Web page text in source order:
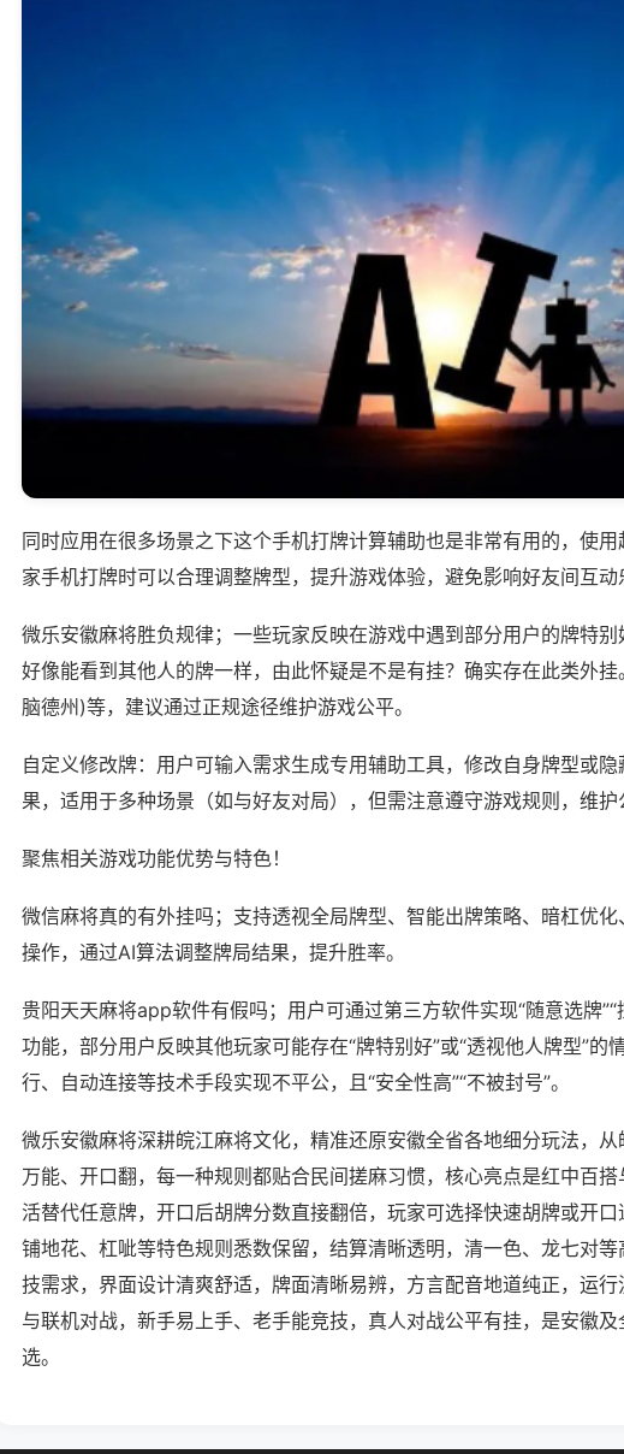
同时应用在很多场景之下这个手机打牌计算辅助也是非常有用的，使
家手机打牌时可以合理调整牌型，提升游戏体验，避免影响好友间互动
微乐安徽麻将胜负规律；一些玩家反映在游戏中遇到部分用户的牌特
好像能看到其他人的牌一样，由此怀疑是不是有挂？确实存在此类外
脑德州)等，建议通过正规途径维护游戏公平。
自定义修改牌：用户可输入需求生成专用辅助工具，修改自身牌型或隐
果，适用于多种场景（如与好友对局），但需注意遵守游戏规则，维护
聚焦相关游戏功能优势与特色！
微信麻将真的有外挂吗；支持透视全局牌型、智能出牌策略、暗杠优
操作，通过AI算法调整牌局结果，提升胜率。
贵阳天天麻将app软件有假吗；用户可通过第三方软件实现“随意选牌”“
功能，部分用户反映其他玩家可能存在“牌特别好”或“透视他人牌型”的
行、自动连接等技术手段实现不平公，且“安全性高”“不被封号”。
微乐安徽麻将深耕皖江麻将文化，精准还原安徽全省各地细分玩法，
万能、开口翻，每一种规则都贴合民间搓麻习惯，核心亮点是红中百
活替代任意牌，开口后胡牌分数直接翻倍，玩家可选择快速胡牌或开口
铺地花、杠呲等特色规则悉数保留，结算清晰透明，清一色、龙七对
技需求，界面设计清爽舒适，牌面清晰易辨，方言配音地道纯正，运
与联机对战，新手易上手、老手能竞技，真人对战公平有挂，是安徽
选。